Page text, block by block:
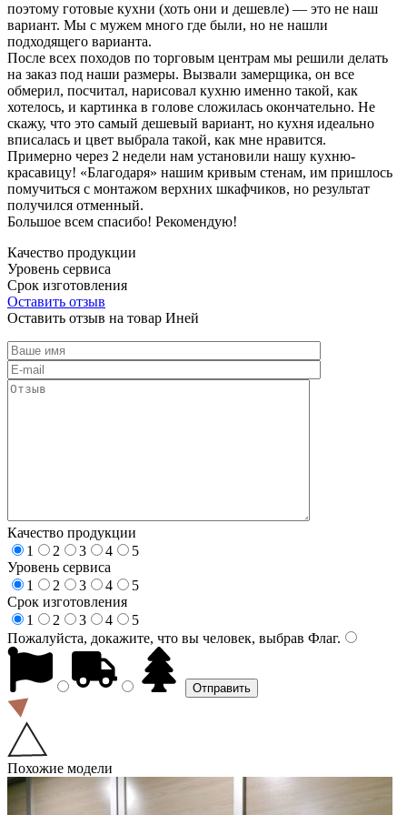
поэтому готовые кухни (хоть они и дешевле) — это не наш
вариант. Мы с мужем много где были, но не нашли
подходящего варианта.
После всех походов по торговым центрам мы решили делать
на заказ под наши размеры. Вызвали замерщика, он все
обмерил, посчитал, нарисовал кухню именно такой, как
хотелось, и картинка в голове сложилась окончательно. Не
скажу, что это самый дешевый вариант, но кухня идеально
вписалась и цвет выбрала такой, как мне нравится.
Примерно через 2 недели нам установили нашу кухню-
красавицу! «Благодаря» нашим кривым стенам, им пришлось
помучиться с монтажом верхних шкафчиков, но результат
получился отменный.
Большое всем спасибо! Рекомендую!
Качество продукции
Уровень сервиса
Срок изготовления
Оставить отзыв
Оставить отзыв на товар Иней
Качество продукции
1
2 3 4
5
Уровень сервиса
1
2 3 4
5
Срок изготовления
1
2 3 4
5
Пожалуйста, докажите, что вы человек, выбрав Флаг.
Похожие модели